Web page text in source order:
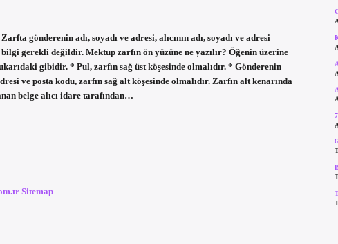
gönderenin adı, soyadı ve adresi, alıcının adı, soyadı ve adresi
gerekli değildir. Mektup zarfın ön yüzüne ne yazılır? Öğenin üzerine
gibidir. * Pul, zarfın sağ üst köşesinde olmalıdır. * Gönderenin
ve posta kodu, zarfın sağ alt köşesinde olmalıdır. Zarfın alt kenarında
belge alıcı idare tarafından…
Sitemap